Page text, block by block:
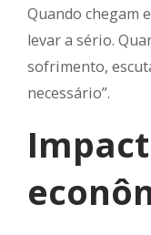
Quando chegam
levar a sério.
sofrimento,
necessário”.